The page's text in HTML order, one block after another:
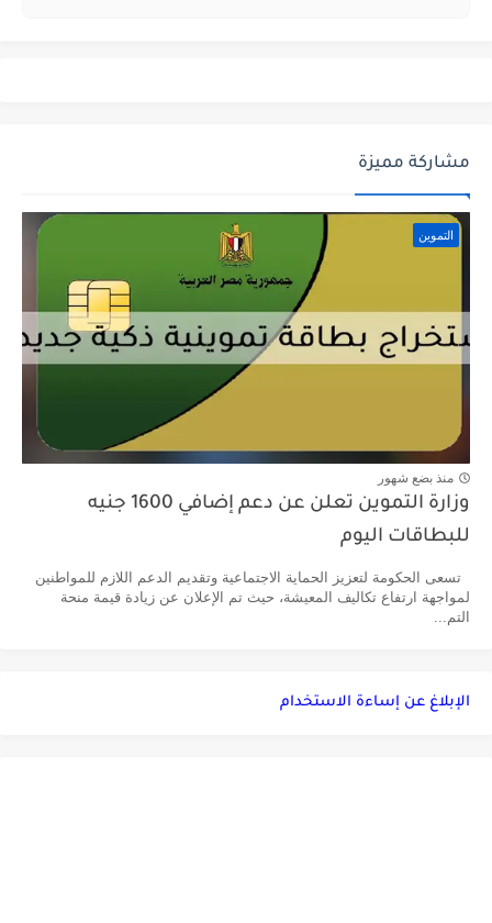
مشاركة مميزة
التموين
منذ بضع شهور
وزارة التموين تعلن عن دعم إضافي 1600 جنيه
للبطاقات اليوم
تسعى الحكومة لتعزيز الحماية الاجتماعية وتقديم الدعم اللازم للمواطنين
لمواجهة ارتفاع تكاليف المعيشة، حيث تم الإعلان عن زيادة قيمة منحة
التم...
الإبلاغ عن إساءة الاستخدام